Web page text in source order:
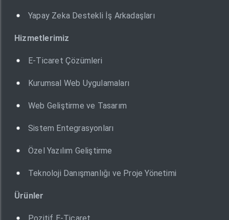
Yapay Zeka Destekli İş Arkadaşları
Hizmetlerimiz
E-Ticaret Çözümleri
Kurumsal Web Uygulamaları
Web Geliştirme ve Tasarım
Sistem Entegrasyonları
Özel Yazılım Geliştirme
Teknoloji Danışmanlığı ve Proje Yönetimi
Ürünler
Pozitif E-Ticaret